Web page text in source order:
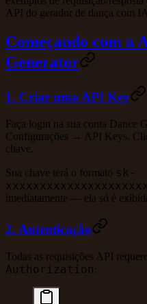
API do gerador de dança com
Começando com a
Generator
1. Criar uma API Key
Faça login na sua conta Dance
Configurações → API Keys.
chave.
Sua chave terá o formato sk-
imediatamente — ela só é
2. Autenticação
Todas as requisições API
Authorization :